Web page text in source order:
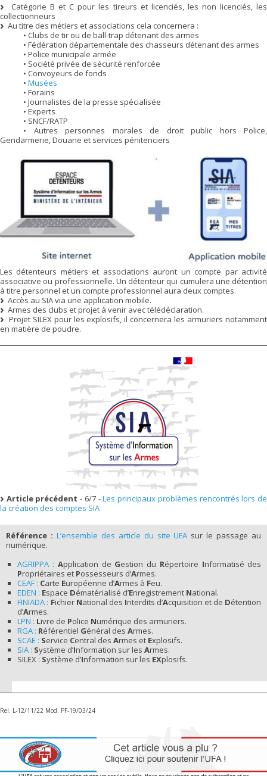
Catégorie B et C pour les tireurs et licenciés, les non licenciés, les
collectionneurs
Au titre des métiers et associations cela concernera :
• Clubs de tir ou de ball-trap détenant des armes
• Fédération départementale des chasseurs détenant des armes
• Police municipale armée
• Société privée de sécurité renforcée
• Convoyeurs de fonds
• Musées
• Forains
• Journalistes de la presse spécialisée
• Experts
• SNCF/RATP
• Autres personnes morales de droit public hors Police,
Gendarmerie, Douane et services pénitenciers
Les détenteurs métiers et associations auront un compte par activité
associative ou professionnelle. Un détenteur qui cumulera une détention
à titre personnel et un compte professionnel aura deux comptes.
Accès au SIA via une application mobile.
Armes des clubs et projet à venir avec télédéclaration.
Projet SILEX pour les explosifs, il concernera les armuriers notamment
en matière de poudre.
Article précédent - 6/7 -Les principaux problèmes rencontrés lors de
la création des comptes SIA
Référence : L’ensemble des article du site UFA sur le passage au
numérique.
AGRIPPA : Application de Gestion du Répertoire Informatisé des
Propriétaires et Possesseurs d’Armes.
CEAF : Carte Européenne d’Armes à Feu.
EDEN : Espace Dématérialisé d’Enregistrement National.
FINIADA : Fichier National des Interdits d’Acquisition et de Détention
d’Armes.
LPN : Livre de Police Numérique des armuriers.
RGA : Référentiel Général desArmes.
SCAE : Service Central desArmes et Explosifs.
SIA : Système d’Information sur lesArmes.
SILEX : Système d’Information sur les EXplosifs.
Rel. L-12/11/22 Mod. PF-19/03/24